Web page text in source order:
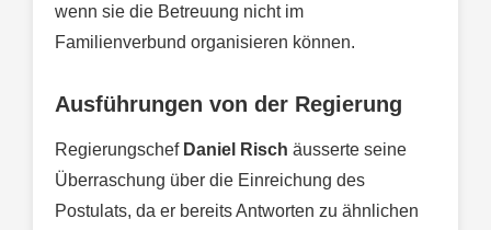
wenn sie die Betreuung nicht im
Familienverbund organisieren können.
Ausführungen von der Regierung
RegierungschefDaniel Risch äusserte seine
Überraschung über die Einreichung des
Postulats, da er bereits Antworten zu ähnlichen